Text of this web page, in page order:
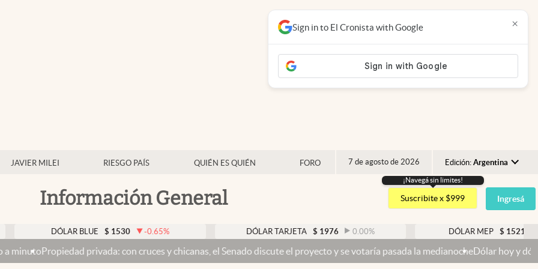
JAVIER MILEI RIESGO PAÍS QUIÉN ES QUIÉN FORO 7 de agosto de 2026 Edición: Argentina
Argentina
España
USA
Información General
¡Navegá sin limites!
Suscribite x $999 Ingresá
DÓLAR BLUE $ 1530 -0.65 % DÓLAR TARJETA $ 1976 0.00% DÓLAR MEP $ 1521,52 0.23
privada: con cruces y chicanas, el Senado discute el proyecto y se votaría pasada la medianocheDólar hoy y dólar blue hoy:
Sign in to El Cronista with Google ×